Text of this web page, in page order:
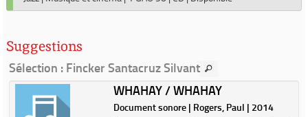
Suggestions
Sélection : Fincker Santacruz Silvant
WHAHAY / WHAHAY
Document sonore | Rogers, Paul | 2014